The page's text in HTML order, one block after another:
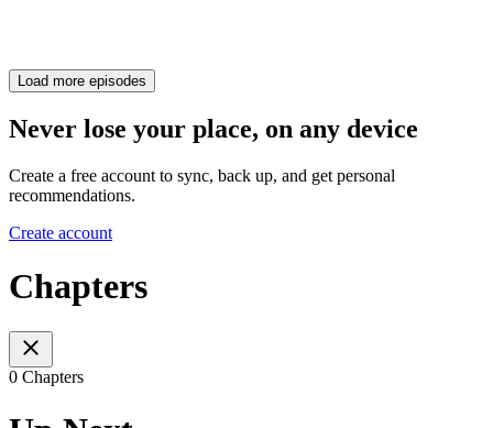
Load more episodes
Never lose your place, on any device
Create a free account to sync, back up, and get personal
recommendations.
Create account
Chapters
0 Chapters